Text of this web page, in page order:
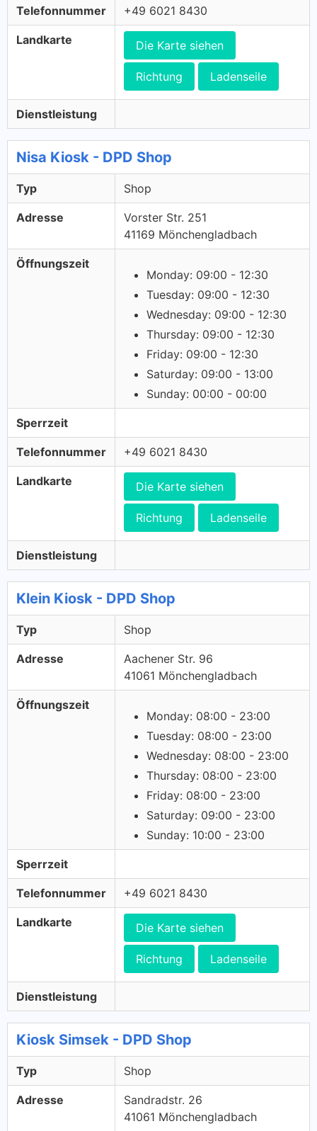
Telefonnummer +49 6021 8430
Landkarte Die Karte siehen
Richtung Ladenseile
Dienstleistung
Nisa Kiosk - DPD Shop
Typ Shop
Adresse
Vorster Str. 251
41169 Mönchengladbach
Öffnungszeit
Monday: 09:00 - 12:30
Tuesday: 09:00 - 12:30
Wednesday: 09:00 - 12:30
Thursday: 09:00 - 12:30
Friday: 09:00 - 12:30
Saturday: 09:00 - 13:00
Sunday: 00:00 - 00:00
Sperrzeit
Telefonnummer +49 6021 8430
Landkarte Die Karte siehen
Richtung Ladenseile
Dienstleistung
Klein Kiosk - DPD Shop
Typ Shop
Adresse
Aachener Str. 96
41061 Mönchengladbach
Öffnungszeit
Monday: 08:00 - 23:00
Tuesday: 08:00 - 23:00
Wednesday: 08:00 - 23:00
Thursday: 08:00 - 23:00
Friday: 08:00 - 23:00
Saturday: 09:00 - 23:00
Sunday: 10:00 - 23:00
Sperrzeit
Telefonnummer +49 6021 8430
Landkarte Die Karte siehen
Richtung Ladenseile
Dienstleistung
Kiosk Simsek - DPD Shop
Typ Shop
Adresse
Sandradstr. 26
41061 Mönchengladbach